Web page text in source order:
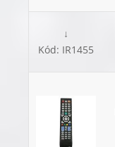
↓
Kód: IR1455